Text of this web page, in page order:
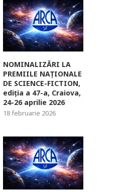
NOMINALIZĂRI LA
PREMIILE NAȚIONALE
DE SCIENCE-FICTION,
ediția a 47-a, Craiova,
24-26 aprilie 2026
18 februarie 2026